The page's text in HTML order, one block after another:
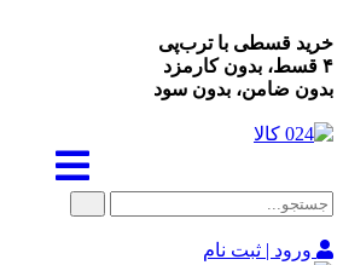
خرید قسطی با ترب‌پی
۴ قسط، بدون کارمزد
بدون ضامن، بدون سود
ورود | ثبت نام